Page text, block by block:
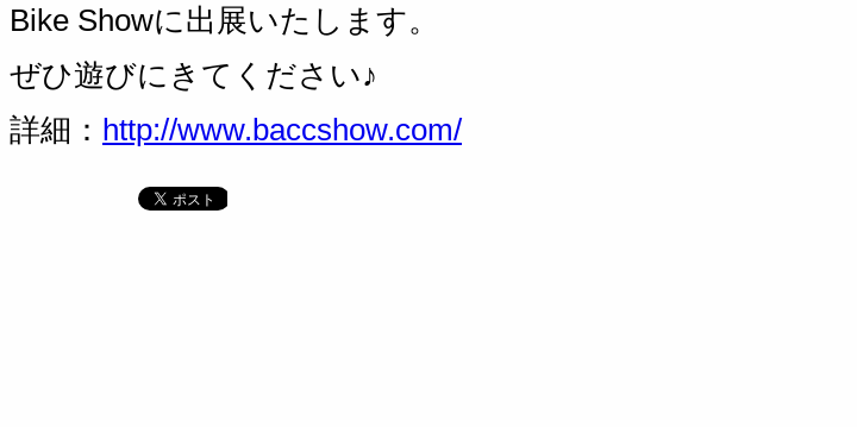
Bike Showに出展いたします。
ぜひ遊びにきてください♪
詳細： http://www.baccshow.com/